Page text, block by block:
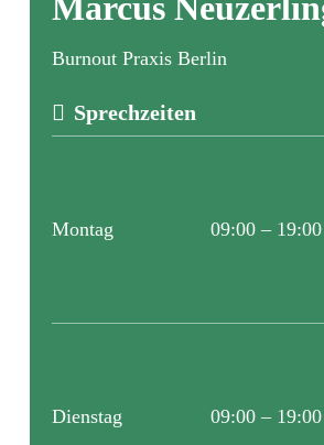
Burnout Praxis Berlin
Sprechzeiten
Montag 09:00 –
Dienstag 09:00 –